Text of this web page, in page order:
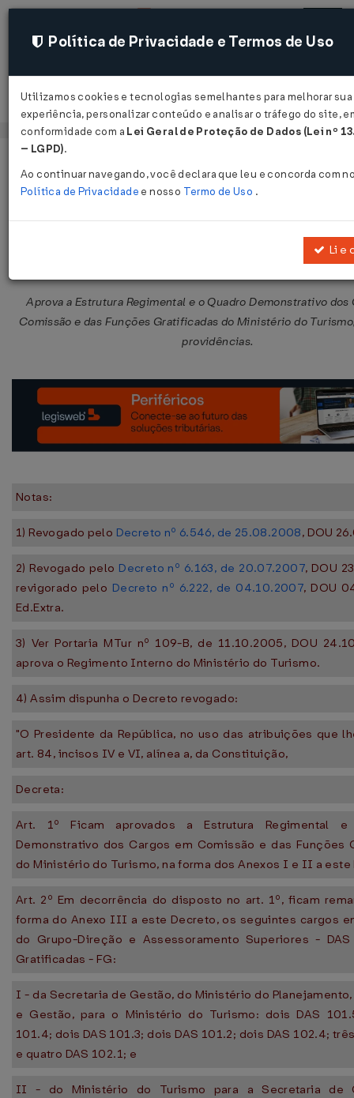
Acessar
Publicado no DOU em 6 set 2004
Aprova a Estrutura Regimental e o Quadro Demonstrativo dos
Comissão e das Funções Gratificadas do Ministério do
providências.
Notas:
1) Revogado pelo Decreto nº 6.546, de 25.08.2008, DOU
2) Revogado pelo Decreto nº 6.163, de 20.07.2007, DOU
revigorado pelo Decreto nº 6.222, de 04.10.2007, DOU
Ed.Extra.
3) Ver Portaria MTur nº 109-B, de 11.10.2005, DOU
aprova o Regimento Interno do Ministério do Turismo.
4) Assim dispunha o Decreto revogado:
"O Presidente da República, no uso das atribuições que
art. 84, incisos IV e VI, alínea a, da Constituição,
Decreta:
Art. 1º Ficam aprovados a Estrutura Regimental
Demonstrativo dos Cargos em Comissão e das Funções
do Ministério do Turismo, na forma dos Anexos I e II a
Art. 2º Em decorrência do disposto no art. 1º, ficam
forma do Anexo III a este Decreto, os seguintes cargos
do Grupo-Direção e Assessoramento Superiores -
Gratificadas - FG:
I - da Secretaria de Gestão, do Ministério do
e Gestão, para o Ministério do Turismo: dois DAS
101.4; dois DAS 101.3; dois DAS 101.2; dois DAS 102.4;
e quatro DAS 102.1; e
II - do Ministério do Turismo para a Secretaria de
Política de Privacidade e Termos de Uso
Utilizamos cookies e tecnologias semelhantes para melhorar sua
experiência, personalizar conteúdo e analisar o tráfego do site,
conformidade com a Lei Geral de Proteção de Dados (Lei nº
– LGPD).
Ao continuar navegando, você declara que leu e concorda com
Política de Privacidade e nosso Termo de Uso .
Li e